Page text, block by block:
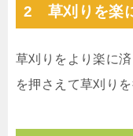
2 草刈りを楽
草刈りをより楽に
を押さえて草刈りを